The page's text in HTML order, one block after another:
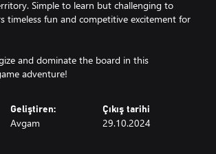
Simple to learn but challenging to
timeless fun and competitive excitement for
and dominate the board in this
adventure!
Geliştiren:
Avgam
Çıkış tarihi
29.10.2024